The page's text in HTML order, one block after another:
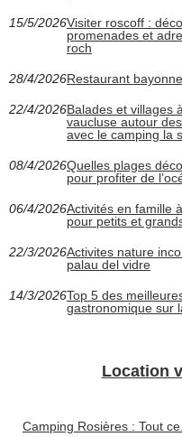
15/5/2026Visiter roscoff :
promenades et
roch
28/4/2026Restaurant
22/4/2026Balades et villages
vaucluse autour
avec le camping la
08/4/2026Quelles plages
pour profiter de
06/4/2026Activités en famille
pour petits et
22/3/2026Activites nature
palau del vidre
14/3/2026Top 5 des
gastronomique sur
Location
Camping Rosières : Tout